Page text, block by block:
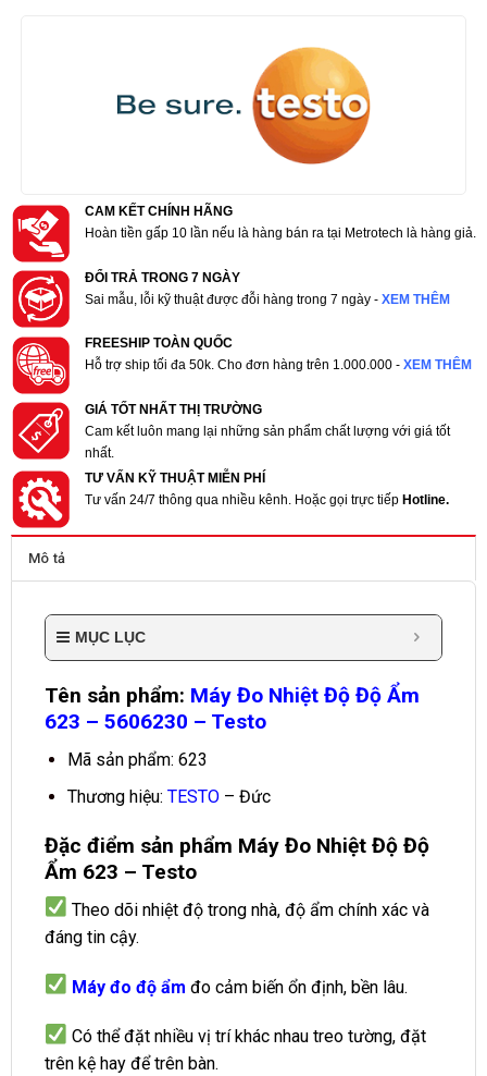
CAM KẾT CHÍNH HÃNG
Hoàn tiền gấp 10 lần nếu là hàng bán ra tại Metrotech là hàng giả.
ĐỔI TRẢ TRONG 7 NGÀY
Sai mẫu, lỗi kỹ thuật được đỗi hàng trong 7 ngày - XEM THÊM
FREESHIP TOÀN QUỐC
Hỗ trợ ship tối đa 50k. Cho đơn hàng trên 1.000.000 - XEM THÊM
GIÁ TỐT NHẤT THỊ TRƯỜNG
Cam kết luôn mang lại những sản phẩm chất lượng với giá tốt
nhất.
TƯ VẤN KỸ THUẬT MIỄN PHÍ
Tư vấn 24/7 thông qua nhiều kênh. Hoặc gọi trực tiếp Hotline.
Mô tả
MỤC LỤC
Tên sản phẩm: Máy Đo Nhiệt Độ Độ Ẩm
623 – 5606230 – Testo
Mã sản phẩm: 623
Thương hiệu: TESTO– Đức
Đặc điểm sản phẩm Máy Đo Nhiệt Độ Độ
Ẩm 623 – Testo
Theo dõi nhiệt độ trong nhà, độ ẩm chính xác và
đáng tin cậy.
Máy đo độ ẩm đo cảm biến ổn định, bền lâu.
Có thể đặt nhiều vị trí khác nhau treo tường, đặt
trên kệ hay để trên bàn.